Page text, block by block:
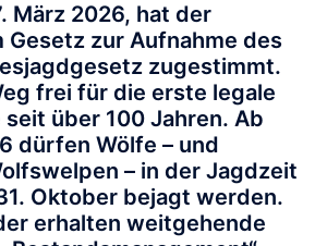
März 2026, hat der
Gesetz zur Aufnahme des
zugestimmt.
frei für die erste legale
über 100 Jahren. Ab
dürfen Wölfe – und
– in der Jagdzeit
Oktober bejagt werden.
erhalten weitgehende